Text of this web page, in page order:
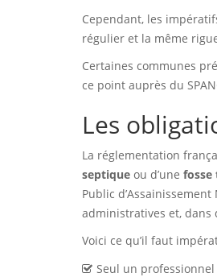
Cependant, les
régulier et la même
Certaines communes
ce point auprès du
Les
La réglementation
septique ou d’une fosse
Public
administratives et, dans
Voici ce qu’il faut
Seul un